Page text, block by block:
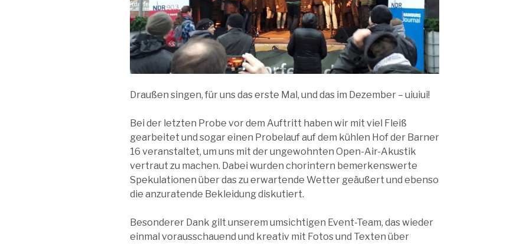
Draußen singen, für uns das erste Mal, und das im Dezember – uiuiui!
Bei der letzten Probe vor dem Auftritt haben wir mit viel Fleiß
gearbeitet und sogar einen Probelauf auf dem kühlen Hof der Barner
16 veranstaltet, um uns mit der ungewohnten Open-Air-Akustik
vertraut zu machen. Dabei wurden chorintern bemerkenswerte
Spekulationen über das zu erwartende Wetter geäußert und ebenso
die anzuratende Bekleidung diskutiert.
Besonderer Dank gilt unserem umsichtigen Event-Team, das wieder
einmal vorausschauend und kreativ mit Fotos und Texten über